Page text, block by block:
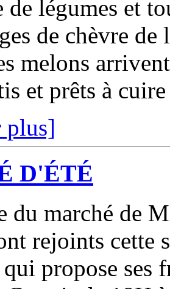
de légumes et
de chèvre
melons
et prêts à
plus]
D'ÉTÉ
du marché de
rejoints cette
propose ses